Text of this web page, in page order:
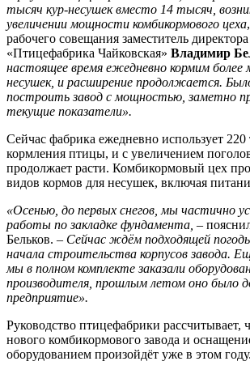
тысяч кур-несушек вместо 14 тысяч,
увеличении мощности комбикормового цеха
рабочего совещания заместитель
«Птицефабрика Чайковская» Владимир
настоящее время ежедневно кормим более
несушек, и расширение продолжается.
построить завод с мощностью, заметно
текущие показатели».
Сейчас фабрика ежедневно использует 220
кормления птицы, и с увеличением
продолжает расти. Комбикормовый цех
видов кормов для несушек, включая
«Осенью, до первых снегов, мы частично
работы по закладке фундамента, –
Бельков. – Сейчас ждём подходящей
начала строительства корпусов завода.
мы в полном комплекте заказали
производителя, прошлым летом оно было
предприятие».
Руководство птицефабрики рассчитывает,
нового комбикормового завода и
оборудованием произойдёт уже в этом году.